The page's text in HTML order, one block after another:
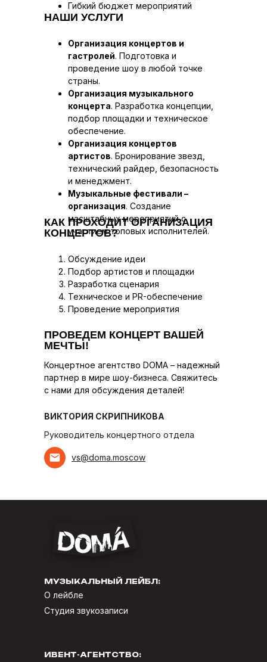
ПРОВЕДЕМ КОНЦЕРТ ВАШЕЙ
МЕЧТЫ!
КАК ПРОХОДИТ ОРГАНИЗАЦИЯ
КОНЦЕРТОВ?
Обсуждение идеи
Подбор артистов и площадки
Разработка сценария
Техническое и PR-обеспечение
Проведение мероприятия
НАШИ УСЛУГИ
Организация концертов и
гастролей. Подготовка и
проведение шоу в любой точке
страны.
Организация музыкального
концерта. Разработка концепции,
подбор площадки и техническое
обеспечение.
Организация концертов
артистов. Бронирование звезд,
технический райдер, безопасность
и менеджмент.
Музыкальные фестивали –
организация. Создание
масштабных мероприятий с
участием топовых исполнителей.
Гибкий бюджет мероприятий
vs@doma.moscow
Руководитель концертного отдела
ВИКТОРИЯ СКРИПНИКОВА
Концертное агентство DOMA – надежный
партнер в мире шоу-бизнеса. Свяжитесь
с нами для обсуждения деталей!
ИВЕНТ-АГЕНТСТВО:
МУЗЫКАЛЬНЫЙ ЛЕЙБЛ:
О лейбле
Студия звукозаписи